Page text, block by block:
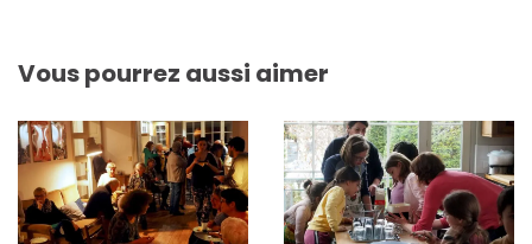
Vous pourrez aussi aimer